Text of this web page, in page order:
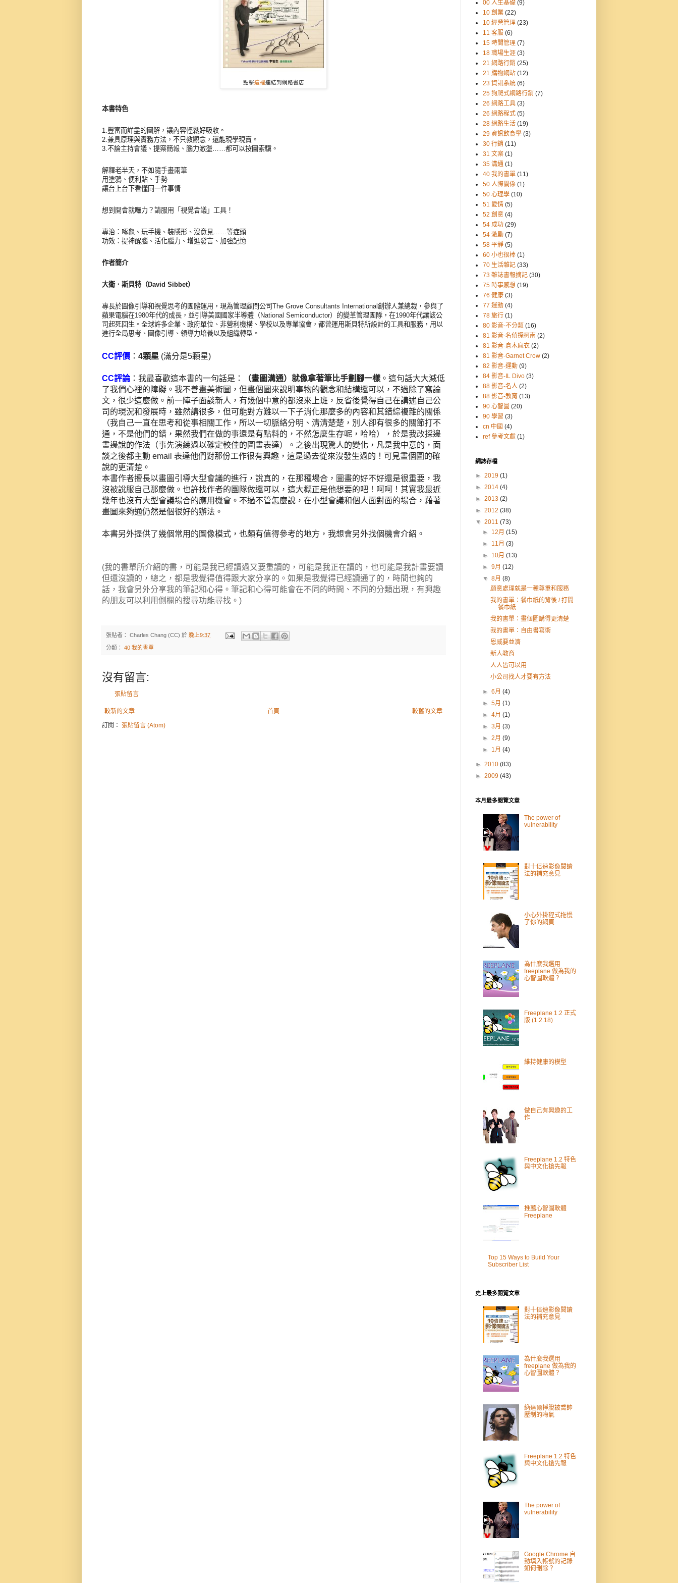
點擊這裡連結到網路書店
本書特色
1.豐富而詳盡的圖解，讓內容輕鬆好吸收。
2.兼具原理與實務方法，不只教觀念，還能現學現賣。
3.不論主持會議、提案簡報、腦力激盪……都可以按圖索驥。
解釋老半天，不如隨手畫兩筆
用塗鴉、便利貼、手勢
讓台上台下看懂同一件事情
想到開會就嘸力？請服用「視覺會議」工具！
專治：啄龜、玩手機、裝隱形、沒意見……等症頭
功效：提神醒腦、活化腦力、增進發言、加強記憶
作者簡介
大衛．斯貝特（David Sibbet）
專長於圖像引導和視覺思考的團體運用，現為管理顧問公司The Grove Consultants International創辦人兼總裁，參與了
蘋果電腦在1980年代的成長，並引導美國國家半導體（National Semiconductor）的變革管理團隊，在1990年代讓該公
司起死回生。全球許多企業、政府單位、非營利機構、學校以及專業協會，都曾運用斯貝特所設計的工具和服務，用以
進行全局思考、圖像引導、領導力培養以及組織轉型。
CC評價 ： 4顆星 (滿分是5顆星)
CC評論 ：我最喜歡這本書的一句話是： （畫圖溝通）就像拿著筆比手劃腳一樣 。這句話大大減低
了我們心裡的障礙。我不善畫美術圖，但畫個圖來說明事物的觀念和結構還可以，不過除了寫論
文，很少這麼做。前一陣子面談新人，有幾個中意的都沒來上班，反省後覺得自己在講述自己公
司的現況和發展時，雖然講很多，但可能對方難以一下子消化那麼多的內容和其錯綜複雜的關係
（我自己一直在思考和從事相關工作，所以一切脈絡分明、清清楚楚，別人卻有很多的關節打不
通，不是他們的錯，果然我們在做的事還是有點料的，不然怎麼生存呢，哈哈），於是我改採邊
畫邊說的作法（事先演練過以確定較佳的圖畫表達）。之後出現驚人的變化，凡是我中意的，面
談之後都主動 email 表達他們對那份工作很有興趣，這是過去從來沒發生過的！可見畫個圖的確
說的更清楚。
本書作者擅長以畫圖引導大型會議的進行，說真的，在那種場合，圖畫的好不好還是很重要，我
沒被說服自己那麼做。也許找作者的團隊做還可以，這大概正是他想要的吧！呵呵！其實我最近
幾年也沒有大型會議場合的應用機會。不過不管怎麼說，在小型會議和個人面對面的場合，藉著
畫圖來夠通仍然是個很好的辦法。
本書另外提供了幾個常用的圖像模式，也頗有值得參考的地方，我想會另外找個機會介紹。
(我的書單所介紹的書，可能是我已經讀過又要重讀的，可能是我正在讀的，也可能是我計畫要讀
但還沒讀的，總之，都是我覺得值得跟大家分享的。如果是我覺得已經讀通了的，時間也夠的
話，我會另外分享我的筆記和心得。筆記和心得可能會在不同的時間、不同的分類出現，有興趣
的朋友可以利用側欄的搜尋功能尋找。)
張貼者： Charles Chang (CC) 於 晚上9:37
分類： 40 我的書單
沒有留言:
張貼留言
較新的文章 較舊的文章
首頁
訂閱： 張貼留言 (Atom)
00 人生基礎 (9)
10 創業 (22)
10 經營管理 (23)
11 客服 (6)
15 時間管理 (7)
18 職場生涯 (3)
21 網路行銷 (25)
21 購物網站 (12)
23 資訊系統 (6)
25 狗爬式網路行銷 (7)
26 網路工具 (3)
26 網路程式 (5)
28 網路生活 (19)
29 資訊飲食學 (3)
30 行銷 (11)
31 文案 (1)
35 溝通 (1)
40 我的書單 (11)
50 人際關係 (1)
50 心理學 (10)
51 愛情 (5)
52 創意 (4)
54 成功 (29)
54 激勵 (7)
58 平靜 (5)
60 小也很棒 (1)
70 生活雜記 (33)
73 雜誌書報摘記 (30)
75 時事感想 (19)
76 健康 (3)
77 運動 (4)
78 旅行 (1)
80 影音-不分類 (16)
81 影音-名偵探柯南 (2)
81 影音-倉木麻衣 (2)
81 影音-Garnet Crow (2)
82 影音-運動 (9)
84 影音-IL Divo (3)
88 影音-名人 (2)
88 影音-教育 (13)
90 心智圖 (20)
90 學習 (3)
cn 中國 (4)
ref 參考文獻 (1)
網誌存檔
► 2019 (1)
► 2014 (4)
► 2013 (2)
► 2012 (38)
▼ 2011 (73)
► 12月(15)
► 11月(3)
► 10月(13)
►9月(12)
▼8月(8)
願意處理就是一種尊重和服務
我的書單：餐巾紙的背後 / 打開
餐巾紙
我的書單：畫個圖講得更清楚
我的書單：自由書寫術
恩威要並濟
新人教育
人人皆可以用
小公司找人才要有方法
►6月(4)
►5月(1)
►4月(1)
►3月(3)
►2月(9)
► 1月(4)
► 2010 (83)
► 2009 (43)
本月最多閱覽文章
The power of
vulnerability
對十倍速影像閱讀
法的補充意見
小心外掛程式拖慢
了你的網頁
為什麼我選用
freeplane 做為我的
心智圖軟體？
Freeplane 1.2 正式
版 (1.2.18)
維持健康的模型
做自己有興趣的工
作
Freeplane 1.2 特色
與中文化搶先報
推薦心智圖軟體
Freeplane
Top 15 Ways to Build Your
Subscriber List
史上最多閱覽文章
對十倍速影像閱讀
法的補充意見
為什麼我選用
freeplane 做為我的
心智圖軟體？
納達爾掙脫被喬帥
壓制的晦氣
Freeplane 1.2 特色
與中文化搶先報
The power of
vulnerability
Google Chrome 自
動填入帳號的記錄
如何刪除？